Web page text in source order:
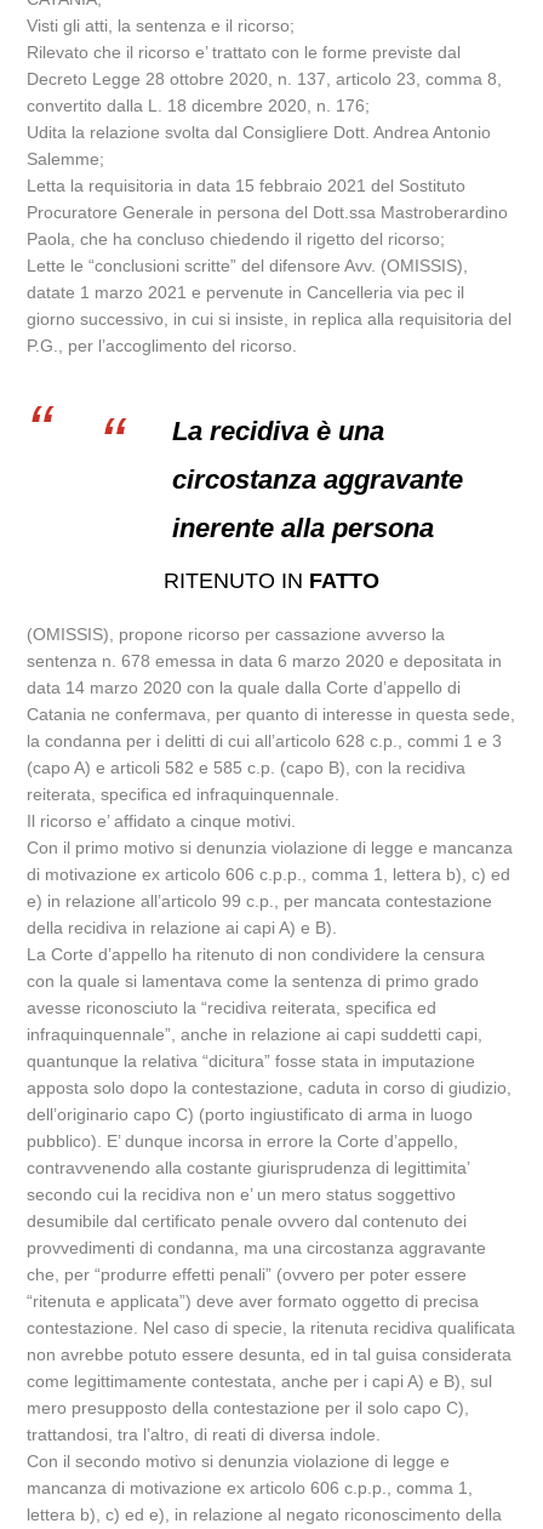
Visti gli atti, la sentenza e il ricorso;
Rilevato che il ricorso e’ trattato con le forme previste dal
Decreto Legge 28 ottobre 2020, n. 137, articolo 23, comma 8,
convertito dalla L. 18 dicembre 2020, n. 176;
Udita la relazione svolta dal Consigliere Dott. Andrea Antonio
Salemme;
Letta la requisitoria in data 15 febbraio 2021 del Sostituto
Procuratore Generale in persona del Dott.ssa Mastroberardino
Paola, che ha concluso chiedendo il rigetto del ricorso;
Lette le “conclusioni scritte” del difensore Avv. (OMISSIS),
datate 1 marzo 2021 e pervenute in Cancelleria via pec il
giorno successivo, in cui si insiste, in replica alla requisitoria del
P.G., per l’accoglimento del ricorso.
La recidiva è una
circostanza aggravante
inerente alla persona
RITENUTO IN FATTO
(OMISSIS), propone ricorso per cassazione avverso la
sentenza n. 678 emessa in data 6 marzo 2020 e depositata in
data 14 marzo 2020 con la quale dalla Corte d’appello di
Catania ne confermava, per quanto di interesse in questa sede,
la condanna per i delitti di cui all’articolo 628 c.p., commi 1 e 3
(capo A) e articoli 582 e 585 c.p. (capo B), con la recidiva
reiterata, specifica ed infraquinquennale.
Il ricorso e’ affidato a cinque motivi.
Con il primo motivo si denunzia violazione di legge e mancanza
di motivazione ex articolo 606 c.p.p., comma 1, lettera b), c) ed
e) in relazione all’articolo 99 c.p., per mancata contestazione
della recidiva in relazione ai capi A) e B).
La Corte d’appello ha ritenuto di non condividere la censura
con la quale si lamentava come la sentenza di primo grado
avesse riconosciuto la “recidiva reiterata, specifica ed
infraquinquennale”, anche in relazione ai capi suddetti capi,
quantunque la relativa “dicitura” fosse stata in imputazione
apposta solo dopo la contestazione, caduta in corso di giudizio,
dell’originario capo C) (porto ingiustificato di arma in luogo
pubblico). E’ dunque incorsa in errore la Corte d’appello,
contravvenendo alla costante giurisprudenza di legittimita’
secondo cui la recidiva non e’ un mero status soggettivo
desumibile dal certificato penale ovvero dal contenuto dei
provvedimenti di condanna, ma una circostanza aggravante
che, per “produrre effetti penali” (ovvero per poter essere
“ritenuta e applicata”) deve aver formato oggetto di precisa
contestazione. Nel caso di specie, la ritenuta recidiva qualificata
non avrebbe potuto essere desunta, ed in tal guisa considerata
come legittimamente contestata, anche per i capi A) e B), sul
mero presupposto della contestazione per il solo capo C),
trattandosi, tra l’altro, di reati di diversa indole.
Con il secondo motivo si denunzia violazione di legge e
mancanza di motivazione ex articolo 606 c.p.p., comma 1,
lettera b), c) ed e), in relazione al negato riconoscimento della